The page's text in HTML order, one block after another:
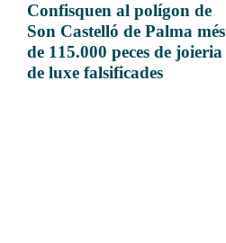
Confisquen al polígon de
Son Castelló de Palma més
de 115.000 peces de joieria
de luxe falsificades